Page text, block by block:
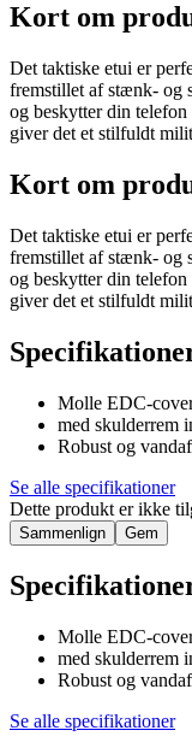
Kort om
Det taktiske etui er
fremstillet af stænk- og
og beskytter din
giver det et stilfuldt
Kort om
Det taktiske etui er
fremstillet af stænk- og
og beskytter din
giver det et stilfuldt
Molle EDC-
med skulderrem
Robust og
Se alle specifikationer
Dette produkt er ikke
Sammenlign Gem
Molle EDC-
med skulderrem
Robust og
Se alle specifikationer